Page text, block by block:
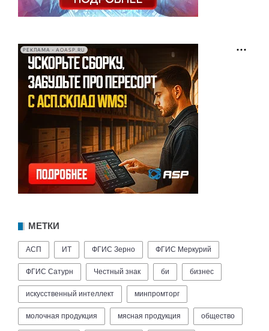
РЕКЛАМА • AOASP.RU
МЕТКИ
АСП ИТ ФГИС Зерно ФГИС Меркурий
ФГИС Сатурн Честный знак би бизнес
искусственный интеллект минпромторг
молочная продукция мясная продукция общество